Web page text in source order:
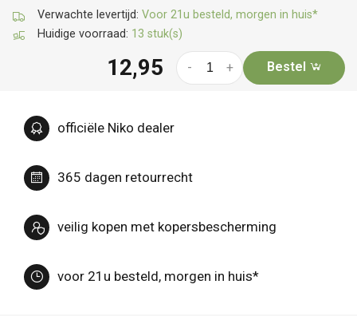
Verwachte levertijd: Voor 21u besteld, morgen in huis*
Huidige voorraad: 13 stuk(s)
12,95 +
- Bestel
officiële Niko dealer
365 dagen retourrecht
veilig kopen met kopersbescherming
voor 21u besteld, morgen in huis*